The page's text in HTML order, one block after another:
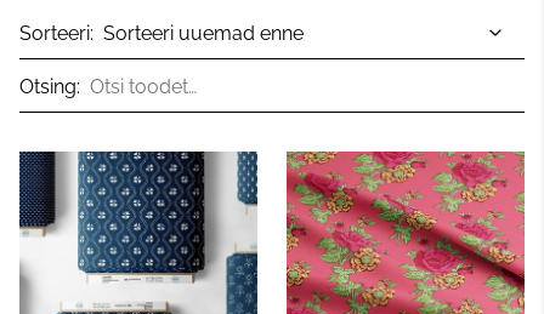
Sorteeri:
Otsing: